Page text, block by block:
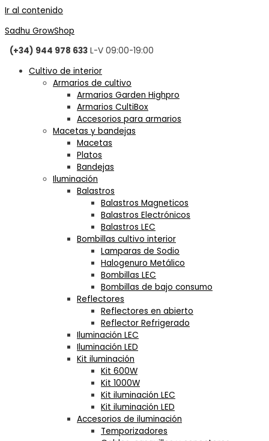
Ir al contenido
Sadhu GrowShop
(+34) 944 978 633 L-V 09:00-19:00
Cultivo de interior
Armarios de cultivo
Armarios Garden Highpro
Armarios CultiBox
Accesorios para armarios
Macetas y bandejas
Macetas
Platos
Bandejas
Iluminación
Balastros
Balastros Magneticos
Balastros Electrónicos
Balastros LEC
Bombillas cultivo interior
Lamparas de Sodio
Halogenuro Metálico
Bombillas LEC
Bombillas de bajo consumo
Reflectores
Reflectores en abierto
Reflector Refrigerado
Iluminación LEC
Iluminación LED
Kit iluminación
Kit 600W
Kit 1000W
Kit iluminación LEC
Kit iluminación LED
Accesorios de iluminación
Temporizadores